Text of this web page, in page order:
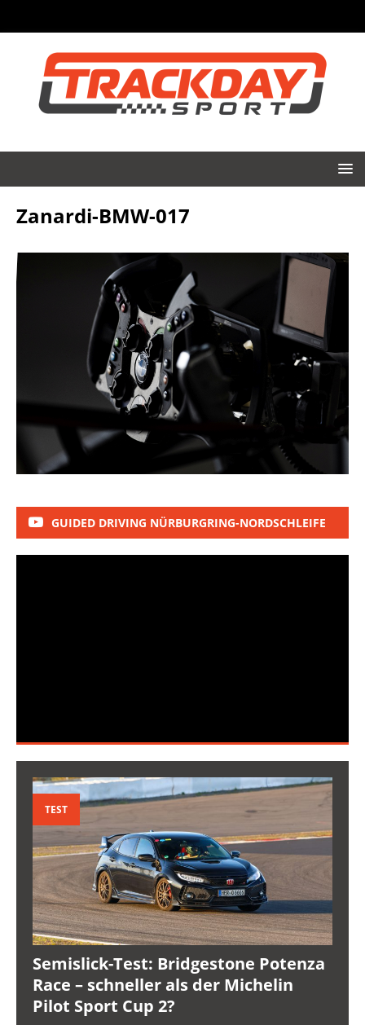
Zanardi-BMW-017
GUIDED DRIVING NÜRBURGRING-NORDSCHLEIFE
TEST
Semislick-Test: Bridgestone Potenza
Race – schneller als der Michelin
Pilot Sport Cup 2?